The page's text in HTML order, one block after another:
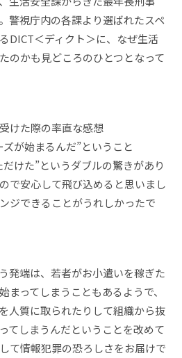
警視庁内の各課より選ばれたスペ
DICT＜ディクト＞に、なぜ生活
のかも見どころのひとつとなって
けた際の率直な感想
が始まるんだ”ということ
けた”というダブルの驚きがあり
で安心して飛び込めると思いまし
ジできることがうれしかったで
発端は、若者がお小遣いを稼ぎた
まってしまうこともあるようで、
人質に取られたりして組織から抜
てしまうんだということを改めて
て情報犯罪の恐ろしさをお届けで